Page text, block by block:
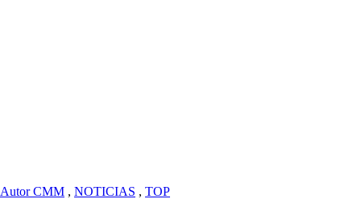
Autor CMM , NOTICIAS , TOP